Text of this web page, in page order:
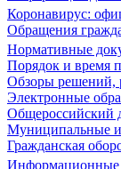
Коронавирус:
Обращения
Нормативные
Порядок и время
Обзоры решений,
Электронные
Общероссийский
Муниципальные и
Гражданская
Информационные